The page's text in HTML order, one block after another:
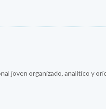
joven organizado, analítico y